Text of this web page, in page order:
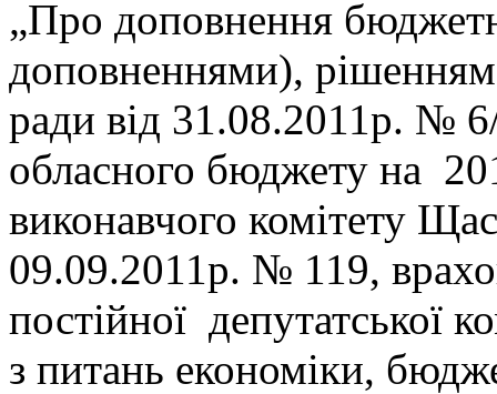
„Про доповнення
доповненнями), рішенням
ради від 31.08.2011р. №
обласного бюджету на
виконавчого комітету
09.09.2011р. № 119,
постійної депутатської
з питань економіки,